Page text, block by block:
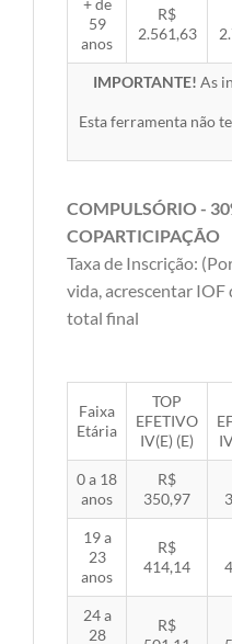
59
anos
R$
2.561,63
IMPORTANTE! As
Esta ferramenta não
COMPULSÓRIO -
COPARTICIPAÇÃO
Taxa de Inscrição:
vida, acrescentar IOF
total final
Faixa
Etária
TOP
EFETIVO
IV(E) (E)
0 a 18
anos
R$
350,97
19 a
23
anos
R$
414,14
24 a
28
R$